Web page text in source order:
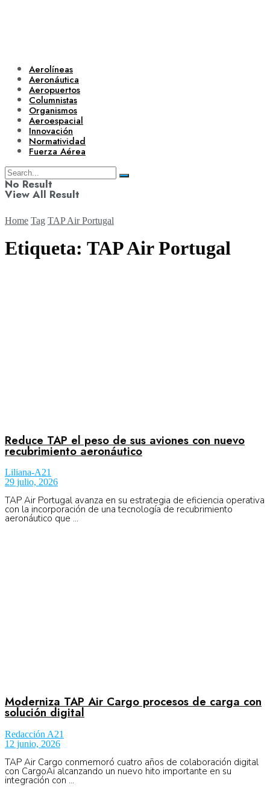
Aerolíneas
Aeronáutica
Aeropuertos
Columnistas
Organismos
Aeroespacial
Innovación
Normatividad
Fuerza Aérea
No Result
View All Result
Organismos
Aeroespacial
Innovación
No Result
View All Result
Home Tag TAP Air Portugal
Etiqueta: TAP Air Portugal
Reduce TAP el peso de sus aviones con nuevo
recubrimiento aeronáutico
Liliana-A21
29 julio, 2026
TAP Air Portugal avanza en su estrategia de eficiencia operativa
con la incorporación de una tecnología de recubrimiento
aeronáutico que ...
Moderniza TAP Air Cargo procesos de carga con
solución digital
Redacción A21
12 junio, 2026
TAP Air Cargo conmemoró cuatro años de colaboración digital
con CargoAi alcanzando un nuevo hito importante en su
integración con ...